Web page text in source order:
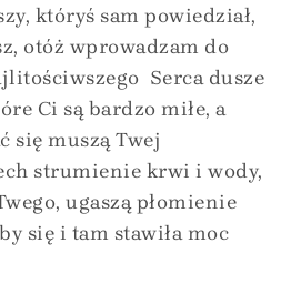
któryś sam powiedział,
otóż wprowadzam do
Serca dusze
Ci są bardzo miłe, a
się muszą Twej
strumienie krwi i wody,
ugaszą płomienie
się i tam stawiła moc